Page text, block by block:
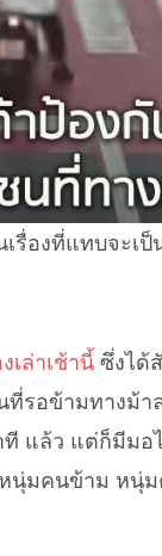
รื่องที่แทบจะเป็
งเล่าเช้านี้ ซึ่งได้
ที่รอข้ามทางม้า
ที แล้ว แต่ก็มีม
หนุ่มคนข้าม หนุ่